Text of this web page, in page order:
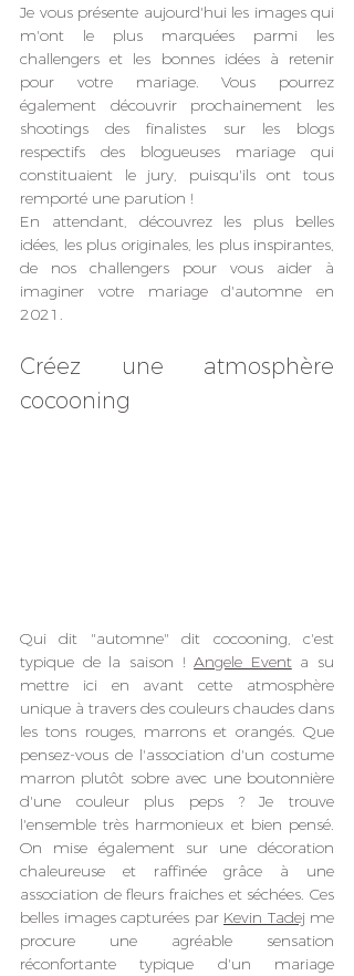
Je vous présente aujourd'hui les images qui
m'ont le plus marquées parmi les
challengers et les bonnes idées à retenir
pour votre mariage. Vous pourrez
également découvrir prochainement les
shootings des finalistes sur les blogs
respectifs des blogueuses mariage qui
constituaient le jury, puisqu'ils ont tous
remporté une parution !
En attendant, découvrez les plus belles
idées, les plus originales, les plus inspirantes,
de nos challengers pour vous aider à
imaginer votre mariage d'automne en
2021.
Créez une atmosphère
cocooning
Qui dit "automne" dit cocooning, c'est
typique de la saison ! Angele Event a su
mettre ici en avant cette atmosphère
unique à travers des couleurs chaudes dans
les tons rouges, marrons et orangés. Que
pensez-vous de l'association d'un costume
marron plutôt sobre avec une boutonnière
d'une couleur plus peps ? Je trouve
l'ensemble très harmonieux et bien pensé.
On mise également sur une décoration
chaleureuse et raffinée grâce à une
association de fleurs fraiches et séchées. Ces
belles images capturées par Kevin Tadej me
procure une agréable sensation
réconfortante typique d'un mariage